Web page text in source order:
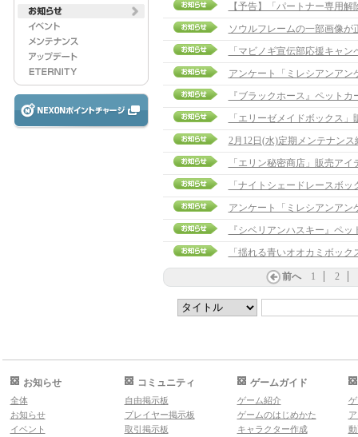
【予告】「パートナー専用
ソウルフレームの一部画像
「マビノギ宣伝部応援キャ
アンケート「ミレシアンアン
『ブラックホース』ペット
「エリーゼメイドボックス
2月12日(水)定期メンテナン
「エリン秘密商店」販売ア
「ナイトシェードレースボ
アンケート「ミレシアンアン
『シベリアンハスキー』ペ
「揺れる青いオオカミボッ
前へ 1 2
お知らせ
全体
お知らせ
イベント
コミュニティ
自由掲示板
プレイヤー掲示板
取引掲示板
ゲームガイド
ゲーム紹介
ゲームのはじめかた
キャラクター作成